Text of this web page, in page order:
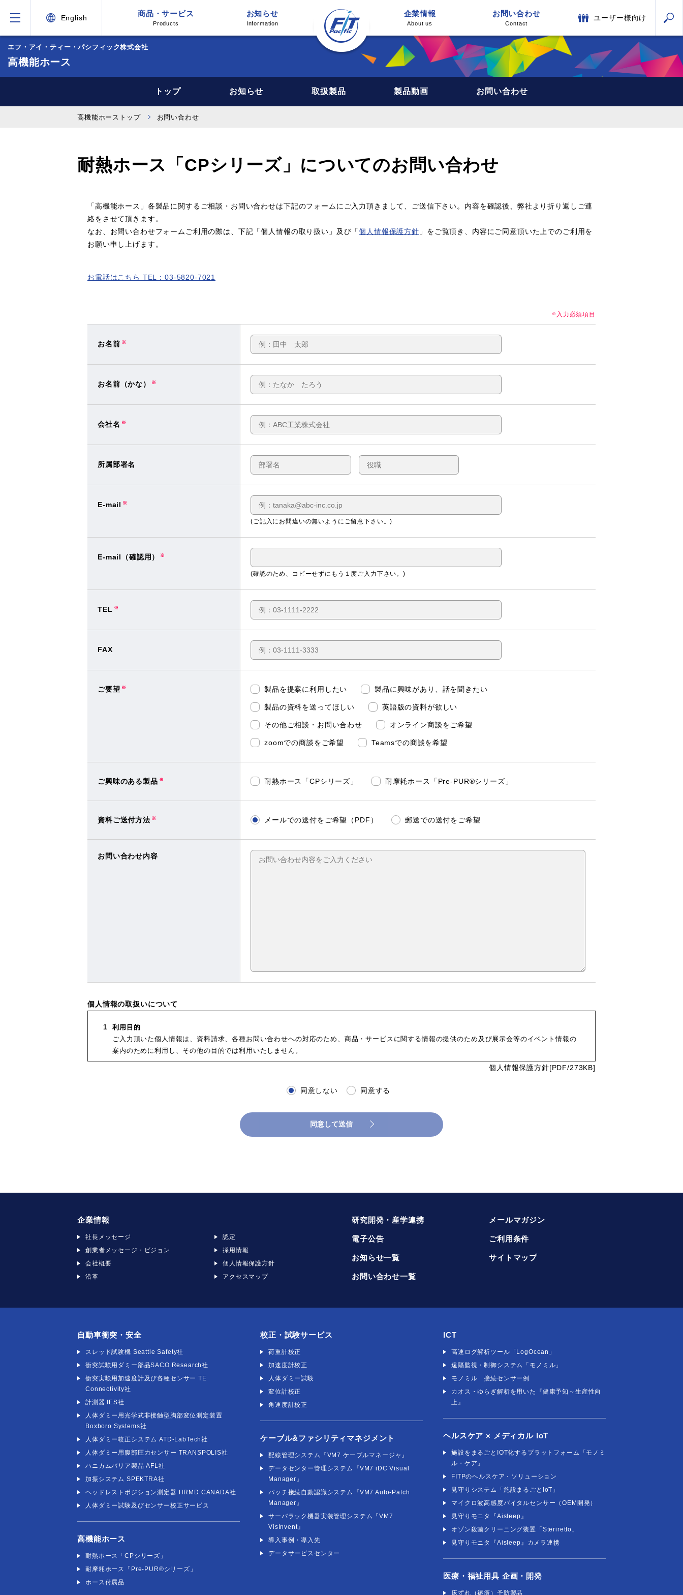
English 商品・サービス
Products
お知らせ
Information
企業情報
About us
お問い合わせ
Contact
ユーザー様向け
エフ・アイ・ティー・パシフィック株式会社
高機能ホース
トップ お知らせ 取扱製品 製品動画 お問い合わせ
高機能ホーストップ お問い合わせ
耐熱ホース「CPシリーズ」についてのお問い合わせ
「高機能ホース」各製品に関するご相談・お問い合わせは下記のフォームにご入力頂きまして、ご送信下さい。内容を確認後、弊社より折り返しご連
絡をさせて頂きます。
なお、お問い合わせフォームご利用の際は、下記「個人情報の取り扱い」及び「個人情報保護方針 」をご覧頂き、内容にご同意頂いた上でのご利用を
お願い申し上げます。
お電話はこちら TEL：03-5820-7021
※ 入力必須項目
お名前 ※
お名前（かな） ※
会社名 ※
所属部署名
E-mail ※
(ご記入にお間違いの無いようにご留意下さい。)
E-mail（確認用） ※
(確認のため、コピーせずにもう１度ご入力下さい。)
TEL ※
FAX
ご要望 ※ 製品を提案に利用したい 製品に興味があり、話を聞きたい
製品の資料を送ってほしい 英語版の資料が欲しい
その他ご相談・お問い合わせ オンライン商談をご希望
zoomでの商談をご希望 Teamsでの商談を希望
ご興味のある製品 ※ 耐熱ホース「CPシリーズ」 耐摩耗ホース「Pre-PUR®シリーズ」
資料ご送付方法 ※ メールでの送付をご希望（PDF） 郵送での送付をご希望
お問い合わせ内容
個人情報の取扱いについて
利用目的
ご入力頂いた個人情報は、資料請求、各種お問い合わせへの対応のため、商品・サービスに関する情報の提供のため及び展示会等のイベント情報の
案内のために利用し、その他の目的では利用いたしません。
合を除き、個人情報を第三者に提供することはありません。
お客様の事前の承認、同意を得た場合。
お客様及び第三者の生命、身体、財産など公共の利益又はお客様の利益のため必要であると判断した場合。
個人情報保護方針[PDF/273KB]
同意しない 同意する
同意して送信
企業情報
社長メッセージ
創業者メッセージ・ビジョン
会社概要
沿革
認定
採用情報
個人情報保護方針
アクセスマップ
研究開発・産学連携
電子公告
お知らせ一覧
お問い合わせ一覧
メールマガジン
ご利用条件
サイトマップ
自動車衝突・安全
スレッド試験機 Seattle Safety社
衝突試験用ダミー部品SACO Research社
衝突実験用加速度計及び各種センサー TE
Connectivity社
計測器 IES社
人体ダミー用光学式非接触型胸部変位測定装置
Boxboro Systems社
人体ダミー較正システム ATD-LabTech社
人体ダミー用腹部圧力センサー TRANSPOLIS社
ハニカムバリア製品 AFL社
加振システム SPEKTRA社
ヘッドレストポジション測定器 HRMD CANADA社
人体ダミー試験及びセンサー校正サービス
高機能ホース
耐熱ホース「CPシリーズ」
耐摩耗ホース「Pre-PUR®シリーズ」
ホース付属品
校正・試験サービス
荷重計校正
加速度計校正
人体ダミー試験
変位計校正
角速度計校正
ケーブル&ファシリティマネジメント
配線管理システム『VM7 ケーブルマネージャ』
データセンター管理システム『VM7 iDC Visual
Manager』
パッチ接続自動認識システム『VM7 Auto-Patch
Manager』
サーバラック機器実装管理システム『VM7
VisInvent』
導入事例・導入先
データサービスセンター
ICT
高速ログ解析ツール「LogOcean」
遠隔監視・制御システム「モノミル」
モノミル 接続センサー例
カオス・ゆらぎ解析を用いた『健康予知～生産性向
上』
ヘルスケア × メディカル IoT
施設をまるごとIOT化するプラットフォーム「モノミ
ル・ケア」
FITPのヘルスケア・ソリューション
見守りシステム「施設まるごとIoT」
マイクロ波高感度バイタルセンサー（OEM開発）
見守りモニタ『Aisleep』
オゾン殺菌クリーニング装置「Steriretto」
見守りモニタ『Aisleep』カメラ連携
医療・福祉用具 企画・開発
床ずれ（褥瘡）予防製品